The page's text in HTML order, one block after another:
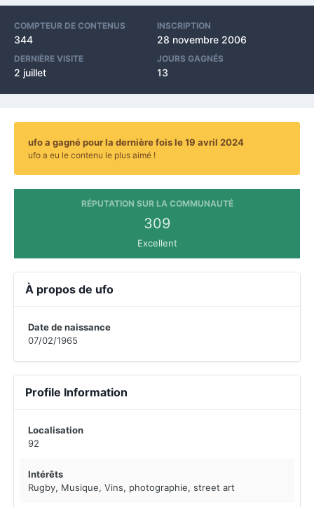
COMPTEUR DE CONTENUS
344
INSCRIPTION
28 novembre 2006
DERNIÈRE VISITE
2 juillet
JOURS GAGNÉS
13
ufo a gagné pour la dernière fois le 19 avril 2024
ufo a eu le contenu le plus aimé !
RÉPUTATION SUR LA COMMUNAUTÉ
309
Excellent
À propos de ufo
Date de naissance
07/02/1965
Profile Information
Localisation
92
Intérêts
Rugby, Musique, Vins, photographie, street art